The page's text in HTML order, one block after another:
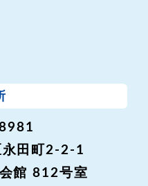
永田町2-2-1
館 812号室